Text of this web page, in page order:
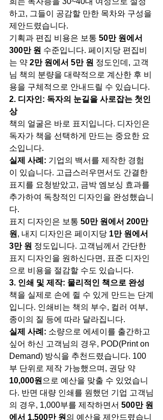
하고, 그들이 공감할 만한 목차와 구성을
제안드렸습니다.
기획과 편집 비용은 보통 50만 원에서
300만 원 수준입니다. 페이지당 편집비
는 약 2만 원에서 5만 원 정도인데, 고객
님 책의 분량을 대략적으로 계산한 후 비
용을 구체적으로 안내드릴 수 있습니다.
2. 디자인: 독자의 눈길을 사로잡는 첫인
상
책의 얼굴은 바로 표지입니다. 디자인은
독자가 책을 선택하게 만드는 중요한 요
소입니다.
실제 사례: 기업의 백서를 제작한 경험
이 있습니다. 고급스러우면서도 간결한
표지를 요청받았고, 금박 엠보싱 효과를
추가하여 독창적인 디자인을 완성했습니
다.
표지 디자인은 보통 50만 원에서 200만
원, 내지 디자인은 페이지당 1만 원에서
3만 원 정도입니다. 고객님께서 간단한
표지 디자인을 원하신다면, 표준 디자인
으로 비용을 절감할 수도 있습니다.
3. 인쇄 및 제작: 물리적인 책으로 완성
책을 실제로 손에 쥘 수 있게 만드는 단계
입니다. 인쇄비는 책의 부수, 컬러 여부,
종이의 질 등에 따라 달라집니다.
실제 사례: 소량으로 에세이를 출간하고
싶어 하신 고객님의 경우, POD(Print on
Demand) 방식을 추천드렸습니다. 100
부 단위로 제작 가능했으며, 권당 약
10,000원으로 예산을 맞출 수 있었습니
다. 반면 대량 인쇄를 원했던 기업 고객님
의 경우, 1,000부를 제작하면서 500만 원
에서 1,500만 원의 예산을 제안드렸습니